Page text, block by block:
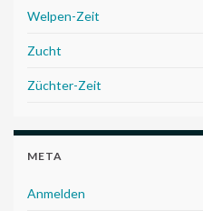
Welpen-Zeit
Zucht
Züchter-Zeit
META
Anmelden